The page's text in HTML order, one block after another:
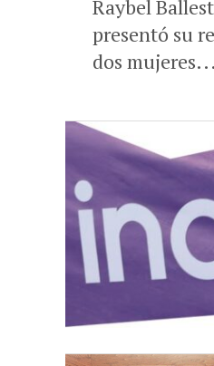
Raybel
presentó su
dos